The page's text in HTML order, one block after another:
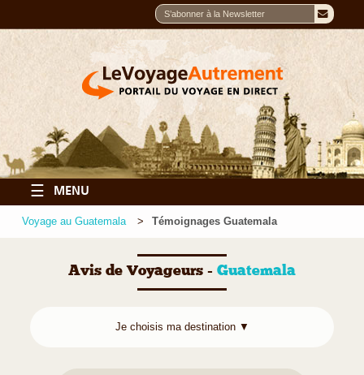
☰ MENU
Voyage au Guatemala Témoignages Guatemala
Avis de Voyageurs - Guatemala